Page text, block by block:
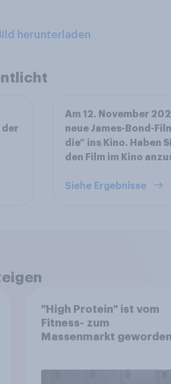
herunterladen
der
Am 12. November
neue James-Bond-
die” ins Kino. Haben
den Film im Kino
Siehe Ergebnisse
"High Protein" ist vom
Fitness- zum
Massenmarkt geworden